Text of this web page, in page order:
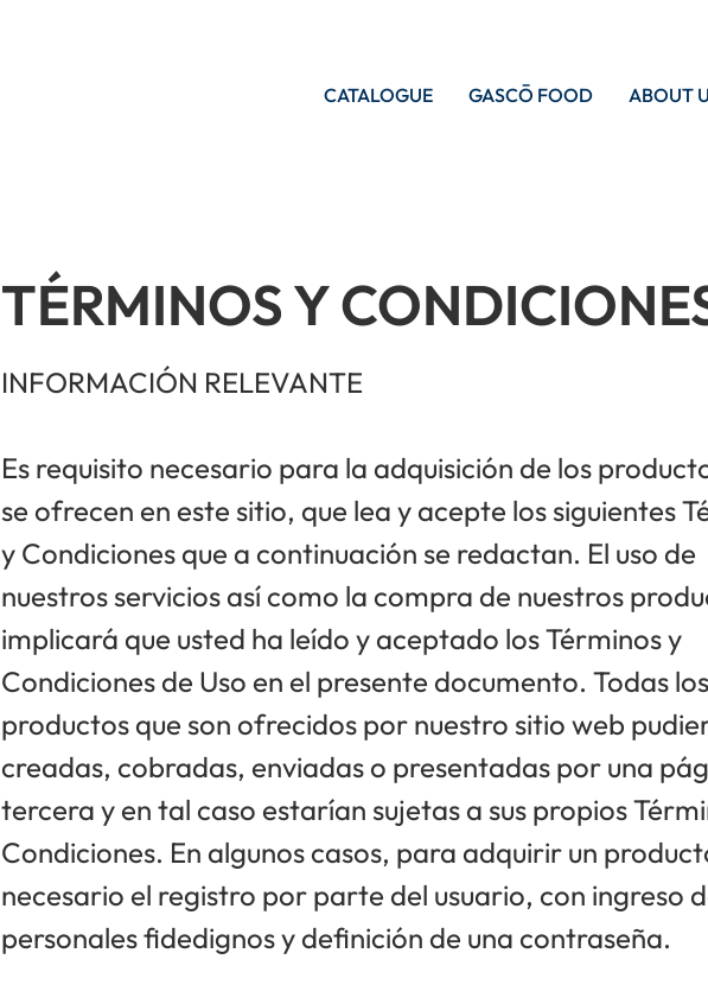
CATALOGUE GASCŌ FOOD ABOUT
TÉRMINOS Y
INFORMACIÓN RELEVANTE
Es requisito necesario para la adquisición de los
se ofrecen en este sitio, que lea y acepte los siguientes
y Condiciones que a continuación se redactan. El uso de
nuestros servicios así como la compra de nuestros
implicará que usted ha leído y aceptado los Términos y
Condiciones de Uso en el presente documento. Todas los
productos que son ofrecidos por nuestro sitio web
creadas, cobradas, enviadas o presentadas por una
tercera y en tal caso estarían sujetas a sus propios
Condiciones. En algunos casos, para adquirir un
necesario el registro por parte del usuario, con ingreso
personales fidedignos y definición de una contraseña.